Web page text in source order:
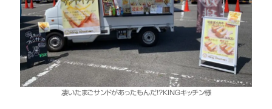
凄いたまごサンドがあったもんだ！？KINGキッチン様